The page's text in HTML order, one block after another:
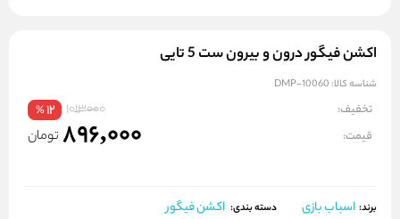
اکشن فیگور درون و بیرون ست 5 تایی
شناسه کالا: DMP-10060
تخفیف: 1013000
12
%
قیمت: 896,000 تومان
برند: اسباب بازی دسته بندی: اکشن فیگور